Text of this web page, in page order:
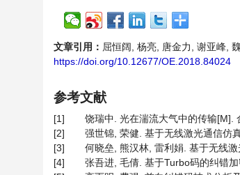
文章引用： 屈恒阔, 杨亮, 唐金力, 谢亚峰,
https://doi.org/10.12677/OE.2018.84024
参考文献
[1]
饶瑞中. 光在湍流大气中的传输[M].
[2]
强世锦, 荣健. 基于无线激光通信仿
[3]
何晓垒, 熊汉林, 雷利娟. 基于无线
[4]
张吾进, 毛倩. 基于Turbo码的纠错